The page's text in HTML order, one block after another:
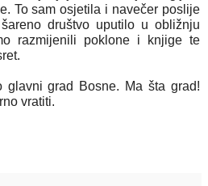
To sam osjetila i navečer poslije
društvo uputilo u obližnju
razmijenili poklone i knjige te
grad Bosne. Ma šta grad!
vratiti.